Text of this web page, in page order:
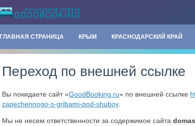
ГЛАВНАЯ СТРАНИЦА КРЫМ КРАСНОДАРСКИЙ КРАЙ
Переход по внешней ссылке
Вы покидаете сайт «GoodBooking.ru» по внешней ссылке
zapechennogo-s-gribami-pod-shuboy.
Мы не несем ответственности за содержимое сайта